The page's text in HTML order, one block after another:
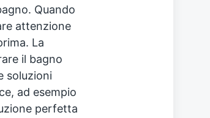
Quando
attenzione
La
il bagno
soluzioni
ad esempio
perfetta